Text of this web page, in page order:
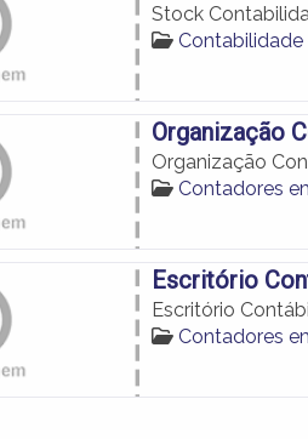
Stock
Organização
Organização
Contadores
Escritório
Escritório
Contadores